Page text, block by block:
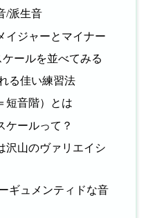
/派生音
イジャーとマイナー
ールを並べてみる
る佳い練習法
短音階）とは
ケールって？
沢山のヴァリエイシ
ギュメンティドな音